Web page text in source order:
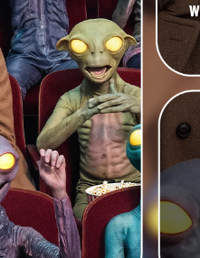
team ». Il semble que cet
la vie de Milou, et ce en dépit
à l’auto-école de Martine, une
de supporter…